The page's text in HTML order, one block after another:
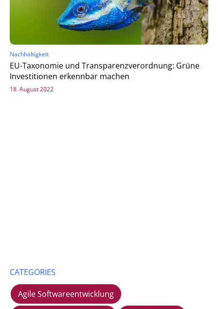
Nachhaltigkeit
EU-Taxonomie und Transparenzverordnung: Grüne
Investitionen erkennbar machen
18. August 2022
CATEGORIES
Agile Softwareentwicklung